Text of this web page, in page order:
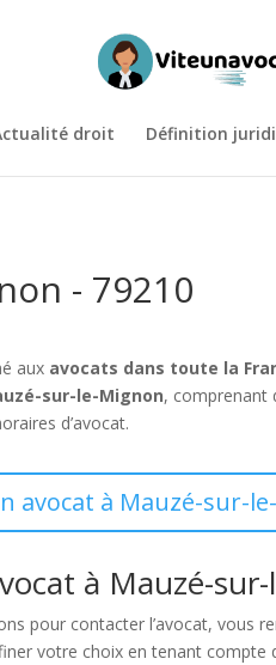
droit Définition
- 79210
aux avocats dans toute la
sur-le-Mignon, comprenant
d’avocat.
avocat à Mauzé-sur-
à Mauzé-
pour contacter l’avocat, vous
votre choix en tenant compte